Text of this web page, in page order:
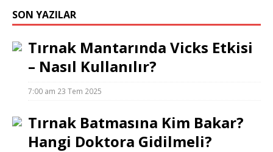
SON YAZILAR
Tırnak Mantarında Vicks Etkisi
– Nasıl Kullanılır?
7:00 am 23 Tem 2025
Tırnak Batmasına Kim Bakar?
Hangi Doktora Gidilmeli?